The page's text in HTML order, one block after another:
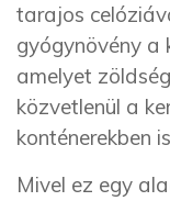
tarajos
gyógynövény a
amelyet
közvetlenül a
konténerekben
Mivel ez egy